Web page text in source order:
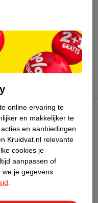
online ervaring te
en makkelijker te
en aanbiedingen
Kruidvat.nl relevante
cookies je
aanpassen of
we je gegevens